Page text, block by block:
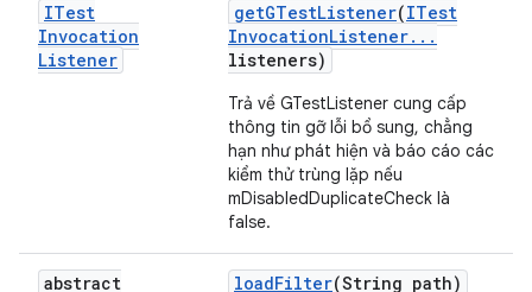
ITest
Invocation
Listener
getGTestListener(ITest
InvocationListener. . .
listeners)
Trả về GTestListener cung cấp
thông tin gỡ lỗi bổ sung, chẳng
hạn như phát hiện và báo cáo các
kiểm thử trùng lặp nếu
mDisabledDuplicateCheck là
false.
abstract
loadFilter(String path)